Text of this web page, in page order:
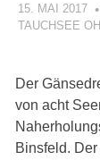
15. MAI 2017
TAUCHSEE
Der
von acht
Binsfeld.